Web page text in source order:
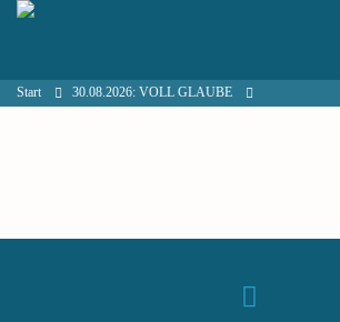
Start 30.08.2026: VOLL GLAUBE